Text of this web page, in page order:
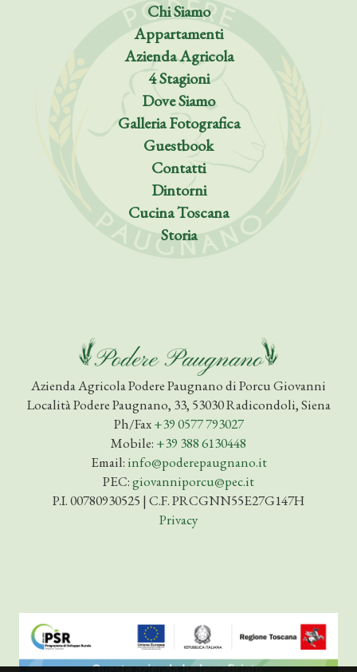
Chi Siamo
Appartamenti
Azienda Agricola
4 Stagioni
Dove Siamo
Galleria Fotografica
Guestbook
Contatti
Dintorni
Cucina Toscana
Storia
Azienda Agricola Podere Paugnano di Porcu Giovanni
Località Podere Paugnano, 33, 53030 Radicondoli, Siena
Ph/Fax+39 0577 793027
Mobile: +39 388 6130448
Email:info@poderepaugnano.it
PEC:giovanniporcu@pec.it
P.I. 00780930525 | C.F. PRCGNN55E27G147H
Privacy